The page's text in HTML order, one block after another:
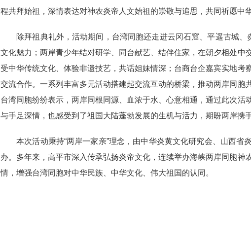
程共拜始祖，深情表达对神农炎帝人文始祖的崇敬与追思，共同祈愿中
除拜祖典礼外，活动期间，台湾同胞还走进云冈石窟、平遥古城、
文化魅力；两岸青少年结对研学、同台献艺、结伴住家，在朝夕相处中
受中华传统文化、体验非遗技艺，共话姐妹情深；台商台企嘉宾实地考
交流合作。一系列丰富多元活动搭建起交流互动的桥梁，推动两岸同胞
台湾同胞纷纷表示，两岸同根同源、血浓于水、心意相通，通过此次活
与手足深情，也感受到了祖国大陆蓬勃发展的生机与活力，期盼两岸携
本次活动秉持“两岸一家亲”理念，由中华炎黄文化研究会、山西省
办。多年来，高平市深入传承弘扬炎帝文化，连续举办海峡两岸同胞神
情，增强台湾同胞对中华民族、中华文化、伟大祖国的认同。